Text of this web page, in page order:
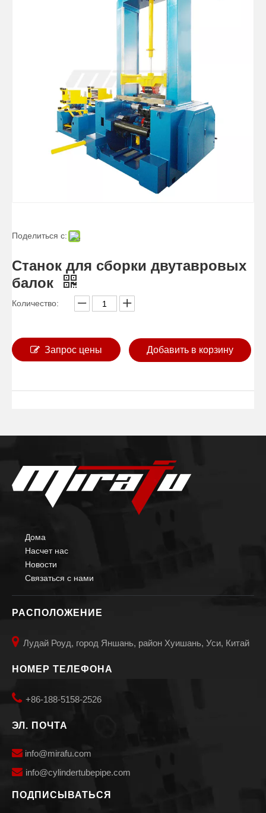
Поделиться с:
Станок для сборки двутавровых
балок
Количество:
Запрос цены Добавить в корзину
Дома
Насчет нас
Новости
Связаться с нами
РАСПОЛОЖЕНИЕ
 Лудай Роуд, город Яншань, район Хуишань, Уси, Китай
НОМЕР ТЕЛЕФОНА
 +86-188-5158-2526
ЭЛ. ПОЧТА
 info@mirafu.com
 info@cylindertubepipe.com
ПОДПИСЫВАТЬСЯ